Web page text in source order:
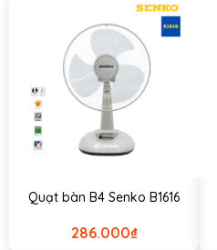
Quạt bàn B4 Senko B1616
₫
286.000